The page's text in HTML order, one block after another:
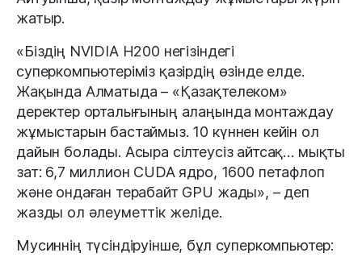
жатыр.
«Біздің NVIDIA H200 негізіндегі
суперкомпьютеріміз қазірдің өзінде елде.
Жақында Алматыда – «Қазақтелеком»
деректер орталығының алаңында монтаждау
жұмыстарын бастаймыз. 10 күннен кейін ол
дайын болады. Асыра сілтеусіз айтсақ… мықты
зат: 6,7 миллион CUDA ядро, 1600 петафлоп
және ондаған терабайт GPU жады», – деп
жазды ол әлеуметтік желіде.
Мусиннің түсіндіруінше, бұл суперкомпьютер: